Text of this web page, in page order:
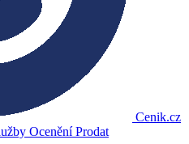
Cenik.cz
OceněníProdat